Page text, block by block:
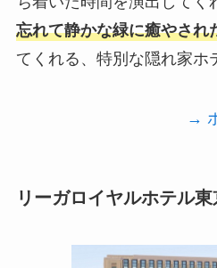
忘れて静かな緑に癒やされ
てくれる、特別な隠れ家ホ
→
リーガロイヤルホテル東